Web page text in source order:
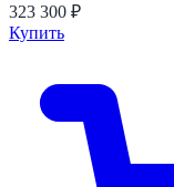
323 300 ₽
Купить